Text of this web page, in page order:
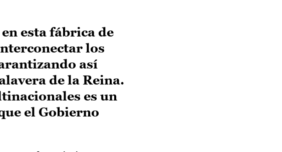
esta fábrica de
los
así
de la Reina.
es un
el Gobierno